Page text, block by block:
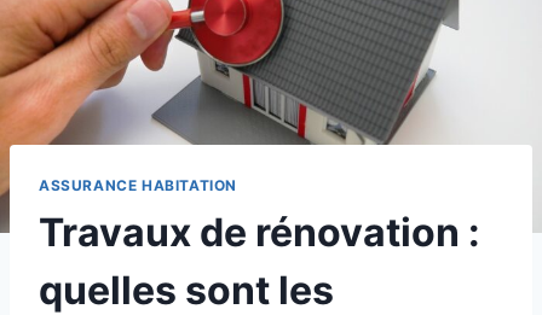
ASSURANCE HABITATION
Travaux de rénovation :
quelles sont les